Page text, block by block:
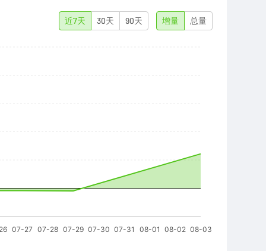
近7天 30天 90天 增量 总量